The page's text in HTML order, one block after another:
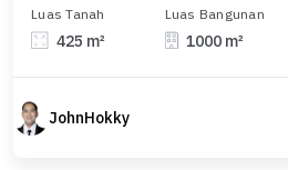
Luas Tanah
425 m²
Luas Bangunan
1000 m²
JohnHokky